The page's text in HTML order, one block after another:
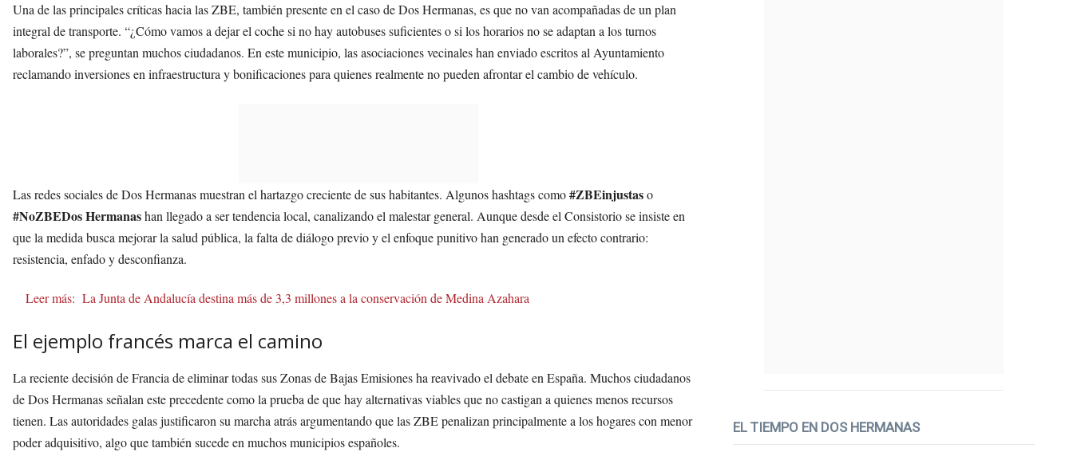
Una de las principales críticas hacia las ZBE, también presente en el caso de Dos Hermanas, es que no van acompañadas de un plan
integral de transporte. “¿Cómo vamos a dejar el coche si no hay autobuses suficientes o si los horarios no se adaptan a los turnos
laborales?”, se preguntan muchos ciudadanos. En este municipio, las asociaciones vecinales han enviado escritos al Ayuntamiento
reclamando inversiones en infraestructura y bonificaciones para quienes realmente no pueden afrontar el cambio de vehículo.
Las redes sociales de Dos Hermanas muestran el hartazgo creciente de sus habitantes. Algunos hashtags como#ZBEinjustaso
#NoZBEDos Hermanashan llegado a ser tendencia local, canalizando el malestar general. Aunque desde el Consistorio se insiste en
que la medida busca mejorar la salud pública, la falta de diálogo previo y el enfoque punitivo han generado un efecto contrario:
resistencia, enfado y desconfianza.
Leer más: La Junta de Andalucía destina más de 3,3 millones a la conservación de Medina Azahara
El ejemplo francés marca el camino
La reciente decisión de Francia de eliminar todas sus Zonas de Bajas Emisiones ha reavivado el debate en España. Muchos ciudadanos
de Dos Hermanas señalan este precedente como la prueba de que hay alternativas viables que no castigan a quienes menos recursos
tienen. Las autoridades galas justificaron su marcha atrás argumentando que las ZBE penalizan principalmente a los hogares con menor
poder adquisitivo, algo que también sucede en muchos municipios españoles.
EL TIEMPO EN DOS HERMANAS